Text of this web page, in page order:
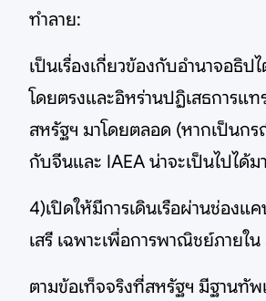
ทำลาย:
เป็นเรื่องเกี่ยวข้องกับอำนาจอธิป
โดยตรงและอิหร่านปฏิเสธการแ
สหรัฐฯ มาโดยตลอด (หากเป็นก
กับจีนและ IAEA น่าจะเป็นไปได้ม
4)เปิดให้มีการเดินเรือผ่านช่องแ
เสรี เฉพาะเพื่อการพาณิชย์ภายใ
ตามข้อเท็จจริงที่สหรัฐฯ มีฐานทั